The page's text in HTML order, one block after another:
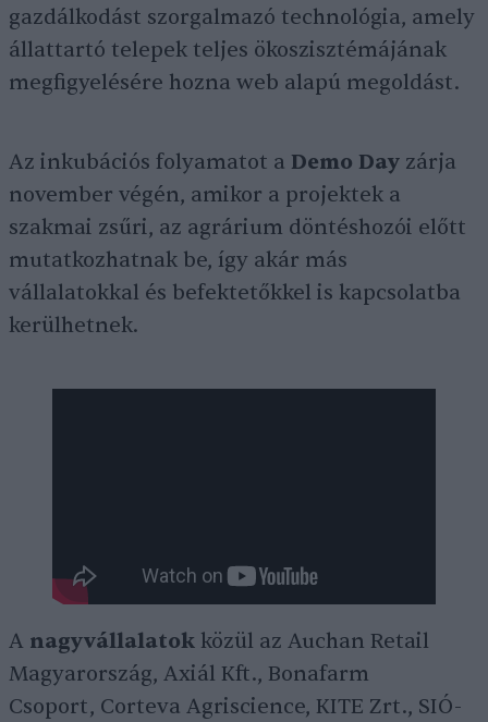
gazdálkodást szorgalmazó technológia, amely
állattartó telepek teljes ökoszisztémájának
megfigyelésére hozna web alapú megoldást.
Az inkubációs folyamatot a Demo Day zárja
november végén, amikor a projektek a
szakmai zsűri, az agrárium döntéshozói előtt
mutatkozhatnak be, így akár más
vállalatokkal és befektetőkkel is kapcsolatba
kerülhetnek.
A nagyvállalatok közül az Auchan Retail
Magyarország, Axiál Kft., Bonafarm
Csoport, Corteva Agriscience, KITE Zrt., SIÓ-